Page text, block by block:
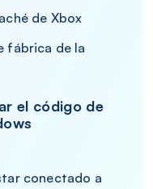
de Xbox
fábrica de la
el código de
conectado a